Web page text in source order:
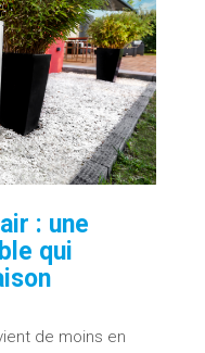
: une
qui
de moins en